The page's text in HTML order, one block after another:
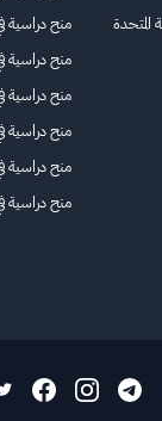
المتحدة
منح دراسية
منح دراسية
منح دراسية
منح دراسية
منح دراسية
منح دراسية